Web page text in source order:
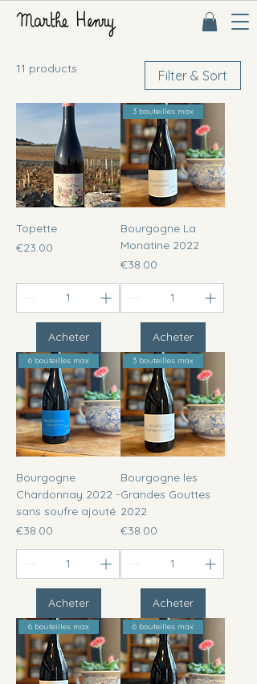
11 products Filter & Sort
Topette
Price
€23.00
Acheter
3 bouteilles max
Bourgogne La
Monatine 2022
Price
€38.00
Acheter
6 bouteilles max
Bourgogne
Chardonnay 2022 -
sans soufre ajouté
Price
€38.00
Acheter
3 bouteilles max
Bourgogne les
Grandes Gouttes
2022
Price
€38.00
Acheter
6 bouteilles max 6 bouteilles max